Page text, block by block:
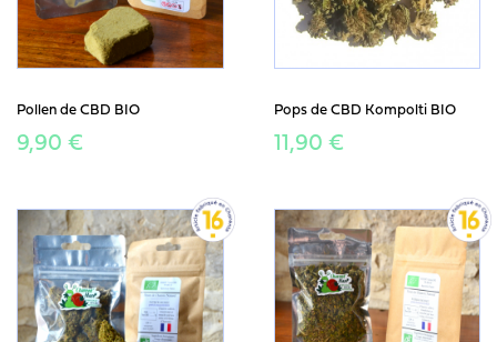
Pollen de CBD BIO
9,90 €
Pops de CBD Kompolti BIO
11,90 €